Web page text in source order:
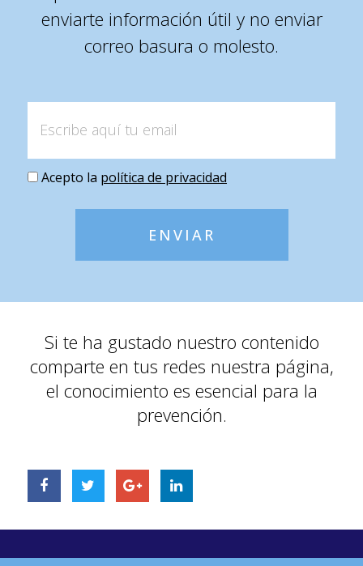
enviarte información útil y no enviar
correo basura o molesto.
Acepto la política de privacidad
ENVIAR
Si te ha gustado nuestro contenido
comparte en tus redes nuestra página,
el conocimiento es esencial para la
prevención.